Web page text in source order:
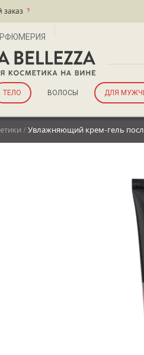
заказ ?
ТЕЛО ВОЛОСЫ ДЛЯ
/ Увлажняющий крем-гель